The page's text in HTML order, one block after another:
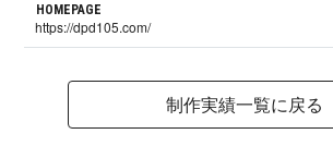
HOMEPAGE
https://dpd105.com/
制作実績一覧に戻る